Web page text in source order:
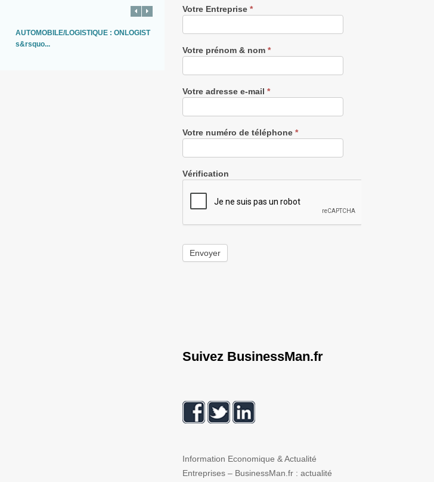
AUTOMOBILE/LOGISTIQUE : ONLOGIST
s&rsquo...
AUTOMOBILE : l’agglo Béthune-Bruay
AUTOMOBILE : OPmobility signe un
Recevez
notre
gratuitement
Votre Entreprise *
Votre prénom & nom *
Votre adresse e-mail *
Votre numéro de téléphone *
Vérification
Envoyer
Suivez BusinessMan.fr
Information Economique & Actualité
Entreprises – BusinessMan.fr : actualité